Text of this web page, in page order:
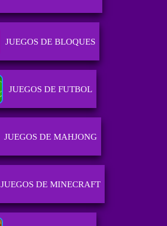
JUEGOS DE BLOQUES
JUEGOS DE FUTBOL
JUEGOS DE MAHJONG
JUEGOS DE MINECRAFT